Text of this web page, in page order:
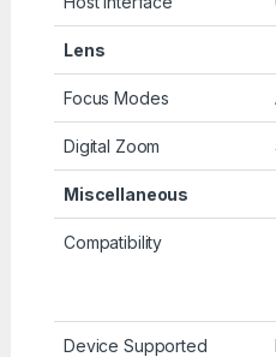
Lens
Focus Modes
Digital Zoom
Miscellaneous
Compatibility
Device Supported